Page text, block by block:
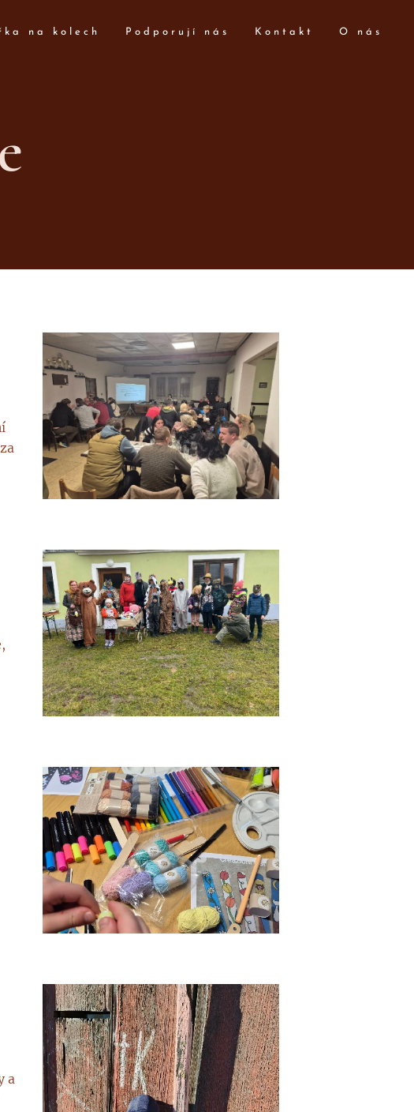
na kolech Podporují nás Kontakt O nás
a